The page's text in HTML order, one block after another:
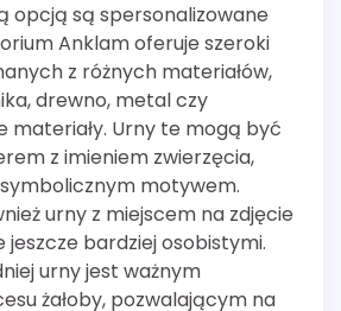
opcją są spersonalizowane
Anklam oferuje szeroki
z różnych materiałów,
drewno, metal czy
materiały. Urny te mogą być
z imieniem zwierzęcia,
motywem.
urny z miejscem na zdjęcie
jeszcze bardziej osobistymi.
urny jest ważnym
żałoby, pozwalającym na